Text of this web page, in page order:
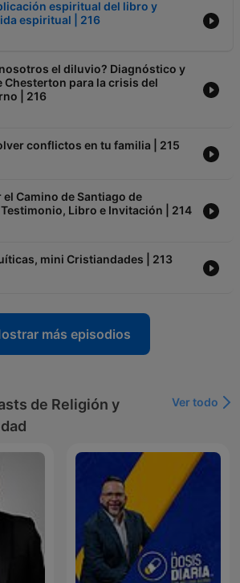
espiritual del libro y
espiritual | 216
el diluvio? Diagnóstico y
Chesterton para la crisis del
| 216
conflictos en tu familia | 215
el Camino de Santiago de
Libro e Invitación | 214
mini Cristiandades | 213
más episodios
de Religión y
Ver todo